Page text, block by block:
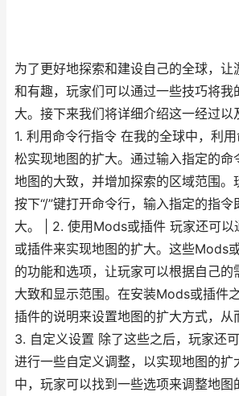
为了更好地探索和建设自己的全球，让
和有趣，玩家们可以通过一些技巧将我
大。接下来我们将详细介绍这一经过以
1. 利用命令行指令 在我的全球中，利
松实现地图的扩大。通过输入指定的命
地图的大致，并增加探索的区域范围。
按下“/”键打开命令行，输入指定的指
大。 | 2. 使用Mods或插件 玩家还可
或插件来实现地图的扩大。这些Mods
的功能和选项，让玩家可以根据自己的
大致和显示范围。在安装Mods或插件
插件的说明来设置地图的扩大方式，从
3. 自定义设置 除了这些之后，玩家还
进行一些自定义调整，以实现地图的扩
中，玩家可以找到一些选项来调整地图